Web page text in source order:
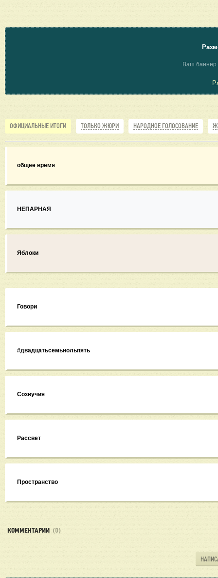
Ваш баннер
ОФИЦИАЛЬНЫЕ ИТОГИ ТОЛЬКО ЖЮРИ НАРОДНОЕ ГОЛОСОВАНИЕ
общее время
НЕПАРНАЯ
Яблоки
Говори
#двадцатьсемьнольпять
Созвучия
Рассвет
Пространство
КОММЕНТАРИИ (0)